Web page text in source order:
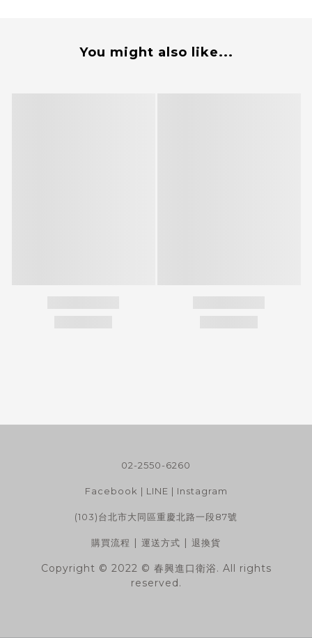
You might also like...
02-2550-6260
Facebook | LINE | Instagram
(103)台北市大同區重慶北路一段87號
購買流程 | 運送方式 | 退換貨
Copyright © 2022 © 春興進口衛浴. All rights
reserved.